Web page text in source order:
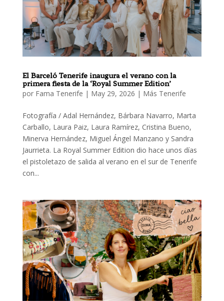
El Barceló Tenerife inaugura el verano con la
primera fiesta de la ‘Royal Summer Edition’
por Fama Tenerife | May 29, 2026 | Más Tenerife
Fotografía / Adal Hernández, Bárbara Navarro, Marta
Carballo, Laura Paiz, Laura Ramírez, Cristina Bueno,
Minerva Hernández, Miguel Ángel Manzano y Sandra
Jaurrieta. La Royal Summer Edition dio hace unos días
el pistoletazo de salida al verano en el sur de Tenerife
con...